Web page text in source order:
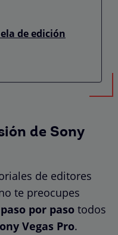
de edición
de Sony
de editores
te preocupes
por paso todos
Vegas Pro.